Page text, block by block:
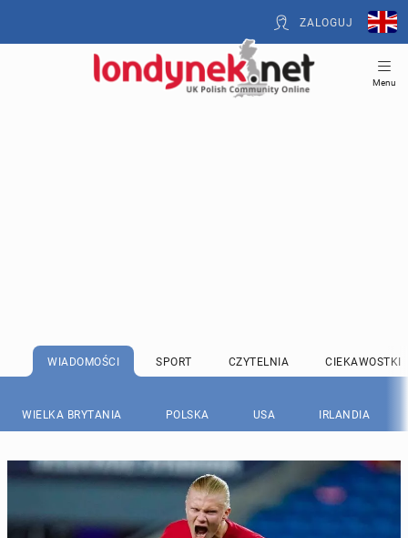
ZALOGUJ
Menu
WIADOMOŚCI SPORT CZYTELNIA CIEKAWOSTKI
WIELKA BRYTANIA POLSKA USA IRLANDIA